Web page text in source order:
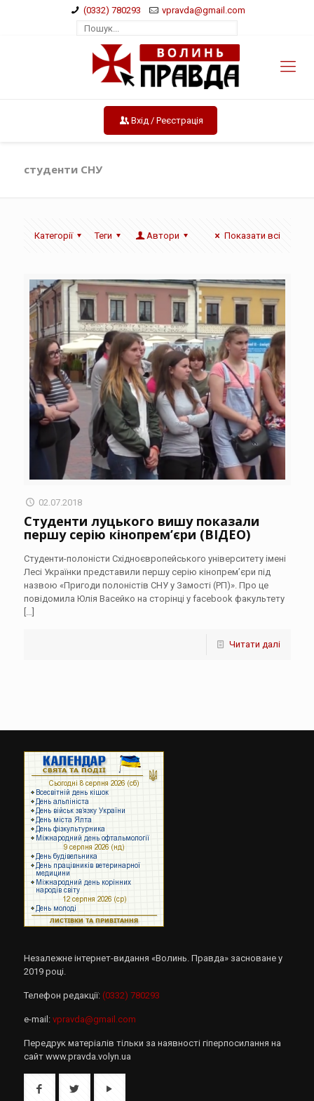
(0332) 780293 vpravda@gmail.com
Вхід / Реєстрація
студенти СНУ
Категорії Теги Автори Показати всі
02.07.2018
Студенти луцького вишу показали
першу серію кінопрем’єри (ВІДЕО)
Студенти-полоністи Східноєвропейського університету імені
Лесі Українки представили першу серію кінопрем’єри під
назвою «Пригоди полоністів СНУ у Замості (РП)». Про це
повідомила Юлія Васейко на сторінці у facebook факультету
[…]
Читати далі
Незалежне інтернет-видання «Волинь. Правда» засноване у
2019 році.
Телефон редакції: (0332) 780293
e-mail: vpravda@gmail.com
Передрук матеріалів тільки за наявності гіперпосилання на
сайт www.pravda.volyn.ua